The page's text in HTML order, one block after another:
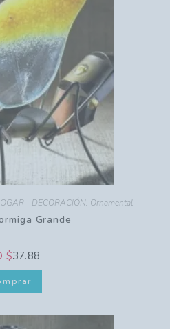
- DECORACIÓN, Ornamental
Grande
$37.88